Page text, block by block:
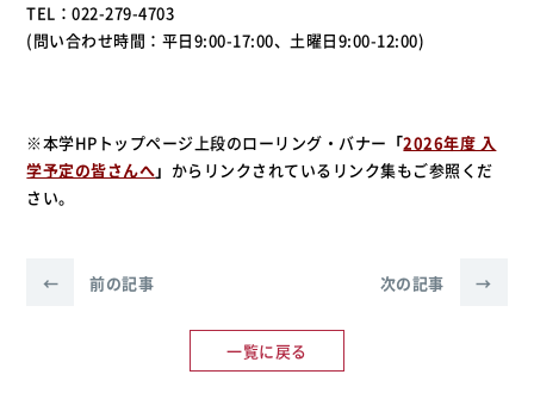
TEL：022-279-4703
(問い合わせ時間：平日9:00-17:00、土曜日9:00-12:00)
※本学HPトップページ上段のローリング・バナー 「2026年度 入
学予定の皆さんへ」 からリンクされているリンク集もご参照くだ
さい。
← 前の記事
一覧に戻る
次の記事 →